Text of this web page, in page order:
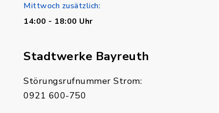
Mittwoch zusätzlich:
14:00 - 18:00 Uhr
Stadtwerke Bayreuth
Störungsrufnummer Strom:
0921 600-750